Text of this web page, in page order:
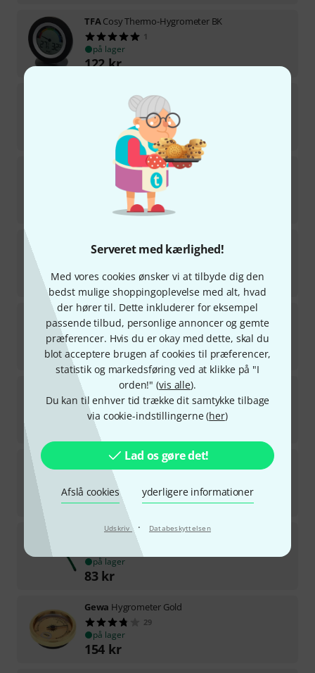
Serveret med kærlighed!
Med vores cookies ønsker vi at tilbyde dig den
bedst mulige shoppingoplevelse med alt, hvad
der hører til. Dette inkluderer for eksempel
passende tilbud, personlige annoncer og gemte
præferencer. Hvis du er okay med dette, skal du
blot acceptere brugen af cookies til præferencer,
statistik og markedsføring ved at klikke på "I
orden!" (vis alle).
Du kan til enhver tid trække dit samtykke tilbage
via cookie-indstillingerne (her)
Lad os gøre det!
Afslå cookies yderligere informationer
Udskriv · Databeskyttelsen
TFACosy Thermo-Hygrometer BK
1
på lager
122kr
Thermo-Hygrometer BK Set of 2
Schimmel Radar Hygrometer
11
På lager indenfor 1–2 uger
kr
24
128kr
TFA Digital Thermo-Hygrometer BK
8
på lager
75kr
Hygrometer Silver
22
på lager
115
Moxx Thermo-Hygrometer
på lager
98kr
GroverHumidifier Violin/Viola
på lager
83 kr
Gewa Hygrometer Gold
29
på lager
154 kr